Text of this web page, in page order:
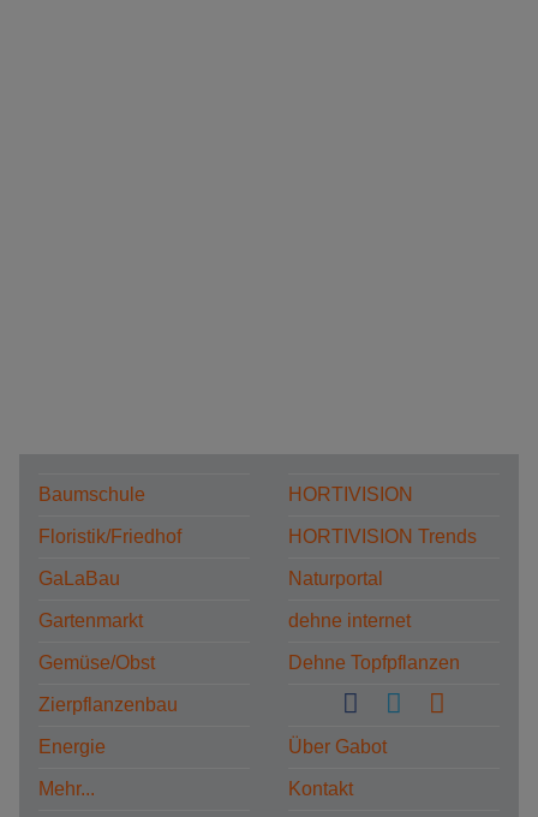
Baumschule
Floristik/Friedhof
GaLaBau
Gartenmarkt
Gemüse/Obst
Zierpflanzenbau
Energie
Mehr...
HORTIVISION
HORTIVISION Trends
Naturportal
dehne internet
Dehne Topfpflanzen
Über Gabot
Kontakt